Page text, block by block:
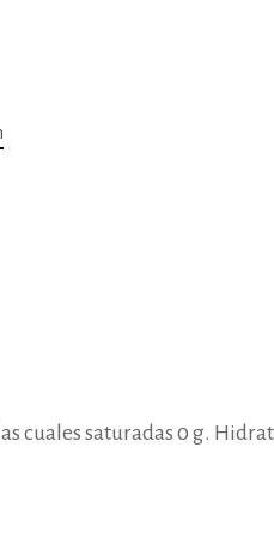
cuales saturadas 0 g.